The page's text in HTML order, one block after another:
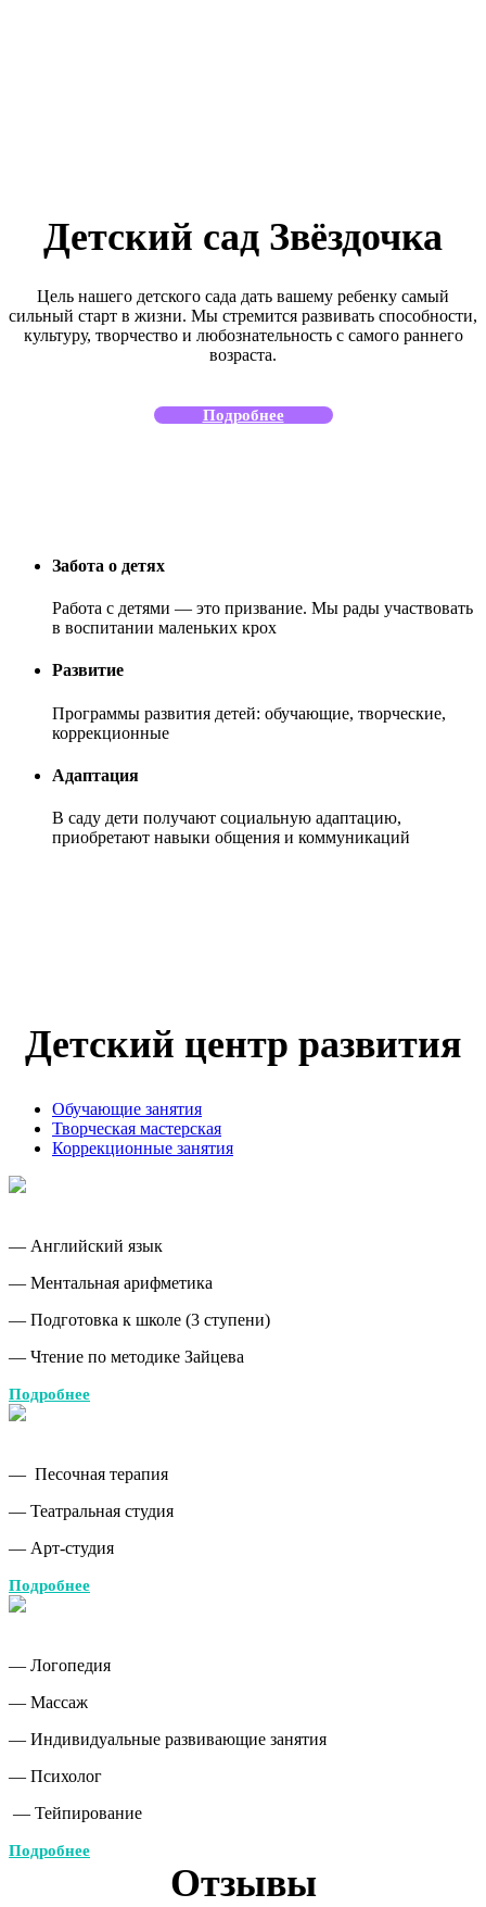
Детский сад Звёздочка
Цель нашего детского сада дать вашему ребенку самый
сильный старт в жизни. Мы стремится развивать способности,
культуру, творчество и любознательность с самого раннего
возраста.
Подробнее
Забота о детях
Работа с детями — это призвание. Мы рады участвовать
в воспитании маленьких крох
Развитие
Программы развития детей: обучающие, творческие,
коррекционные
Адаптация
В саду дети получают социальную адаптацию,
приобретают навыки общения и коммуникаций
Детский центр развития
Обучающие занятия
Творческая мастерская
Коррекционные занятия
— Английский язык
— Ментальная арифметика
— Подготовка к школе (3 ступени)
— Чтение по методике Зайцева
Подробнее
— Песочная терапия
— Театральная студия
— Арт-студия
Подробнее
— Логопедия
— Массаж
— Индивидуальные развивающие занятия
— Психолог
— Тейпирование
Подробнее
Отзывы